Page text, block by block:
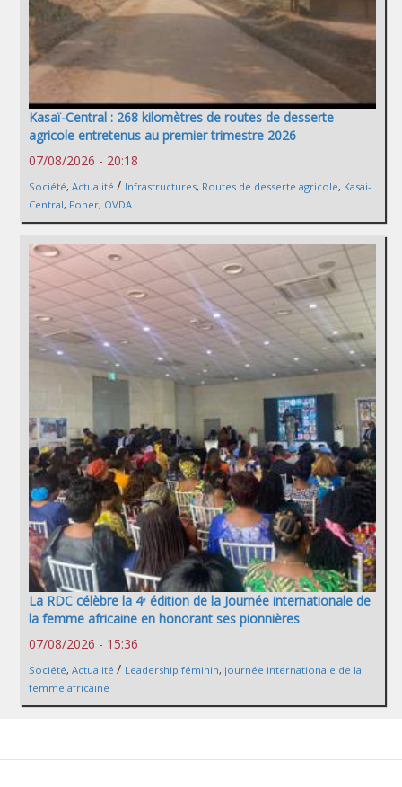
Kasaï-Central : 268 kilomètres de routes de desserte
agricole entretenus au premier trimestre 2026
07/08/2026 - 20:18
Société, Actualité / Infrastructures, Routes de desserte agricole, Kasai-
Central, Foner, OVDA
La RDC célèbre la 4ᵉ édition de la Journée internationale de
la femme africaine en honorant ses pionnières
07/08/2026 - 15:36
Société, Actualité / Leadership féminin, journée internationale de la
femme africaine